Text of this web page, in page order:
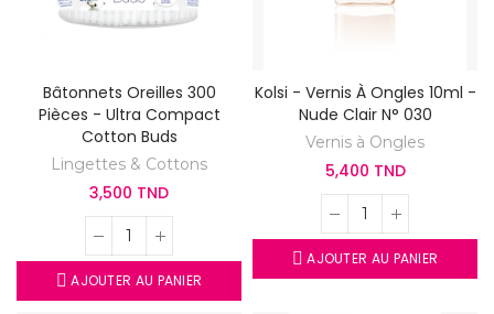
Bâtonnets Oreilles 300
Pièces - Ultra Compact
Cotton Buds
Lingettes & Cottons
3,500 TND
AJOUTER AU PANIER
Kolsi - Vernis À Ongles 10ml -
Nude Clair N° 030
Vernis à Ongles
5,400 TND
AJOUTER AU PANIER